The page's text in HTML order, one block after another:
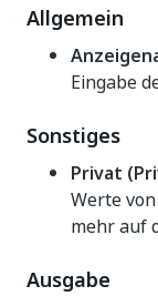
Allgemein
Eingabe
Sonstiges
Privat
Werte
mehr auf
Ausgabe